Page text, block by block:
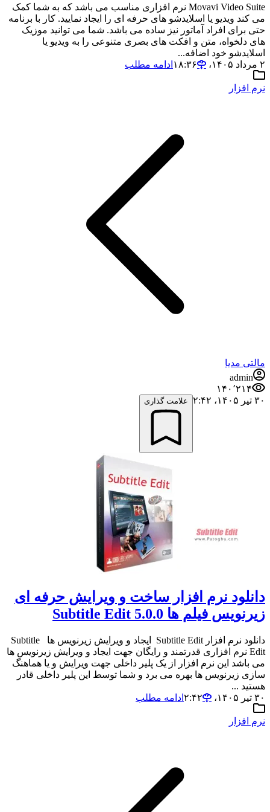
Movavi Video Suite نرم افزاری مناسب می باشد که به شما کمک
می کند ویدیو یا اسلایدشو های حرفه ای را ایجاد نمایید. کار با برنامه
حتی برای افراد آماتور نیز ساده می باشد. شما می توانید موزیک
های دلخواه، متن و افکت های بصری متنوعی را به ویدیو یا
اسلایدشو خود اضافه...
۲ مرداد ۱۴۰۵،‏ ۱۸:۳۶
ادامه مطلب
نرم افزار
مالتی مدیا
admin
۱۴۰٬۲۱۴
۳۰ تیر ۱۴۰۵،‏ ۲:۴۲
علامت گذاری
دانلود نرم افزار ساخت و ویرایش حرفه ای
زیرنویس فیلم ها Subtitle Edit 5.0.0
دانلود نرم افزار Subtitle Edit ایجاد و ویرایش زیرنویس ها Subtitle
Edit نرم افزاری قدرتمند و رایگان جهت ایجاد و ویرایش زیرنویس ها
می باشد این نرم افزار از یک پلیر داخلی جهت ویرایش و یا هماهنگ
سازی زیرنویس ها بهره می برد و شما توسط این پلیر داخلی قادر
هستید ...
۳۰ تیر ۱۴۰۵،‏ ۲:۴۲
ادامه مطلب
نرم افزار